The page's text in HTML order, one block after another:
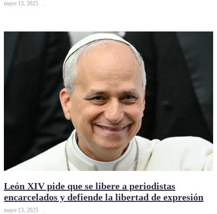
mayo 13, 2025
León XIV pide que se libere a periodistas
encarcelados y defiende la libertad de expresión
mayo 13, 2025